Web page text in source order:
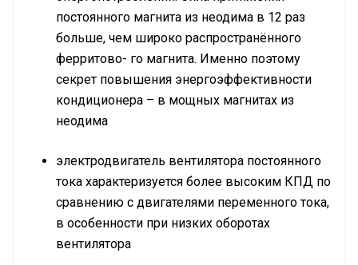
постоянного магнита из неодима в 12 раз
больше, чем широко распространённого
ферритово- го магнита. Именно поэтому
секрет повышения энергоэффективности
кондиционера – в мощных магнитах из
неодима
электродвигатель вентилятора постоянного
тока характеризуется более высоким КПД по
сравнению с двигателями переменного тока,
в особенности при низких оборотах
вентилятора